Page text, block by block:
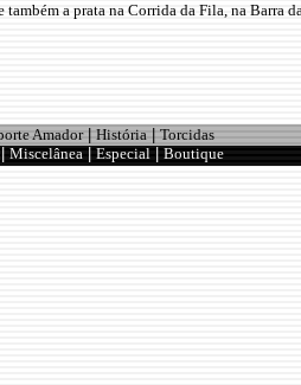
a prata na Corrida da Fila, na Barra
Amador| História| Torcidas
Miscelânea Especial Boutique